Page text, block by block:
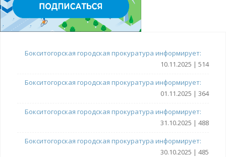
Бокситогорская городская прокуратура информирует:
10.11.2025 | 514
Бокситогорская городская прокуратура информирует:
01.11.2025 | 364
Бокситогорская городская прокуратура информирует:
31.10.2025 | 488
Бокситогорская городская прокуратура информирует:
30.10.2025 | 485